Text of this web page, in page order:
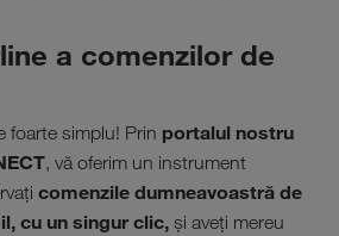
a comenzilor de
foarte simplu! Prin portalul nostru
, vă oferim un instrument
comenzile dumneavoastră de
cu un singur clic, şi aveţi mereu